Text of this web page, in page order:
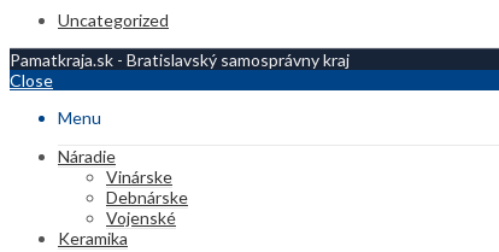
Uncategorized
Pamatkraja.sk - Bratislavský samosprávny kraj
Close
Menu
Náradie
Vinárske
Debnárske
Vojenské
Keramika